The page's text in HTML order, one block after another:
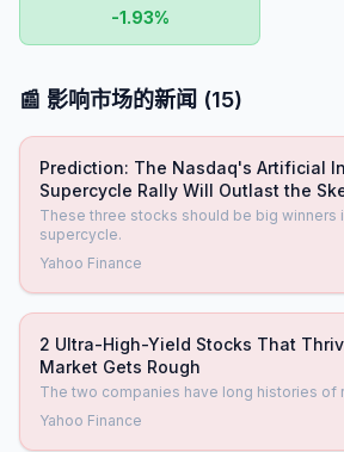
-1.93%
📰 影响市场的新闻 (15)
Prediction: The Nasdaq's Artificial
Supercycle Rally Will Outlast the
Growth Stocks to Own.
These three stocks should be big winners
supercycle.
Yahoo Finance
2 Ultra-High-Yield Stocks That
Market Gets Rough
The two companies have long histories of
Yahoo Finance